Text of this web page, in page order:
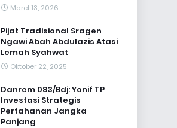
Maret 13, 2026
Pijat Tradisional Sragen
Ngawi Abah Abdulazis Atasi
Lemah Syahwat
Oktober 22, 2025
Danrem 083/Bdj: Yonif TP
Investasi Strategis
Pertahanan Jangka
Panjang